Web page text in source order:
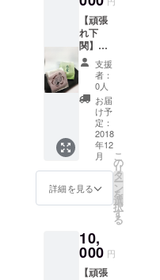
が暴れ
たり、
嫉んだ
りしま
わぬよ
う、鬼
を励ま
し、静
め、笑
う鬼が
心に増
えるこ
とを願
してい
ます。
る。
「人
間、誰
もが心
の中に
鬼がい
るもの
です。
私が描
く鬼は
心の弱
さやズ
ルさ。
が暴れ
たり、
わぬよ
う、鬼
を励ま
事が可
能で
す。 ク
ラウド
ファン
ディン
グ終了
後 １
１/２～
１１/１
５まで
にお店
に来店
びいた
だけま
選びに
行けな
い方
関在住
1972年
山口県
防府市
生ま
れ。 現
在 下関
市長府
の功山
寺近く
にある
オリジ
ナル商
品の販
売店
ナー
兼、お
に画作
家とし
お守り
かわか
りませ
ん。 そ
の時に
届いた
モノが
あなた
への
メッ
セージ
です。
しの武
Shinob
u ◎生
和47年4
みか 山
口県下
関在住
1972年
【頑張
れ下
関】
【美人
応援
隊】 イ
ベント
当日の
写真を
見る権
利 おに
画作家
しの武
さんの
メッ
セージ
カード
＋梅寿
軒の最
中＆わ
支援
者：
0人
お届
け予
定：
2018
年12
月
詳細を見る
こ
の
リ
タ
ー
ン
を
選
択
す
る
10,
000 円
【頑張